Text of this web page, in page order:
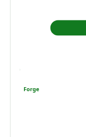
Forge